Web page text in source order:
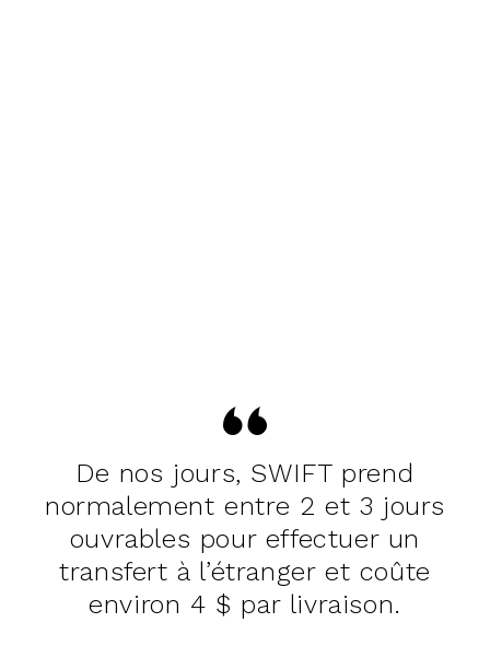
De nos jours, SWIFT prend
normalement entre 2 et 3 jours
ouvrables pour effectuer un
transfert à l’étranger et coûte
environ 4 $ par livraison.